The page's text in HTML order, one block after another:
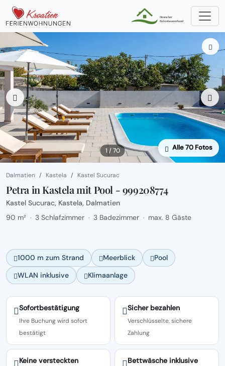
1 / 70 Alle 70 Fotos
Dalmatien Kastela Kastel Sucurac
Petra in Kastela mit Pool - 999208774
Kastel Sucurac, Kastela, Dalmatien
90 m² · 3 Schlafzimmer · 3 Badezimmer · max. 8 Gäste
1000 m zum Strand Meerblick
Pool
WLAN inklusive
Klimaanlage
Sofortbestätigung
Ihre Buchung wird sofort
bestätigt
Sicher bezahlen
Verschlüsselte, sichere
Zahlung
Keine versteckten
Bettwäsche inklusive